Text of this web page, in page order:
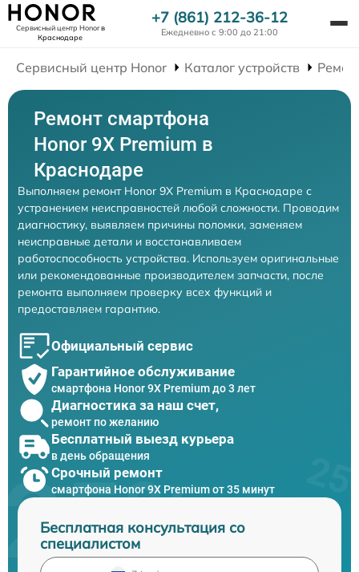
Сервисный центр Honorв
Краснодаре
+7 (861) 212-36-12
Ежедневно с 9:00 до 21:00
Сервисный центр Honor Каталог устройств
Ремонт смартфона
Honor 9X Premium в
Краснодаре
Выполняем ремонт Honor 9X Premium в Краснодаре с
устранением неисправностей любой сложности. Проводим
диагностику, выявляем причины поломки, заменяем
неисправные детали и восстанавливаем
работоспособность устройства. Используем оригинальные
или рекомендованные производителем запчасти, после
ремонта выполняем проверку всех функций и
предоставляем гарантию.
Официальный сервис
Гарантийное обслуживание
смартфона Honor 9X Premium до 3 лет
Диагностика за наш счет,
ремонт по желанию
Бесплатный выезд курьера
в день обращения
Срочный ремонт
смартфона Honor 9X Premium от 35 минут
Бесплатная консультация со
специалистом